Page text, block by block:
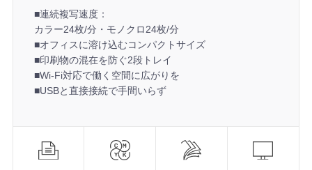
■連続複写速度：
カラー24枚/分・モノクロ24枚/分
■オフィスに溶け込むコンパクトサイズ
■印刷物の混在を防ぐ2段トレイ
■Wi-Fi対応で働く空間に広がりを
■USBと直接接続で手間いらず
■連続複写速度：